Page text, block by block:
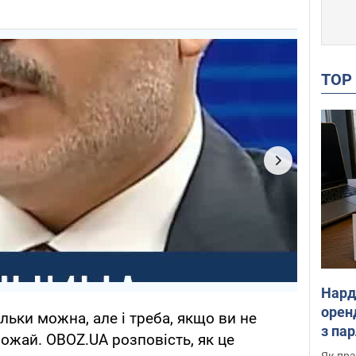
можна, але і треба, якщо ви не
OBOZ.UA розповість, як це
з
де